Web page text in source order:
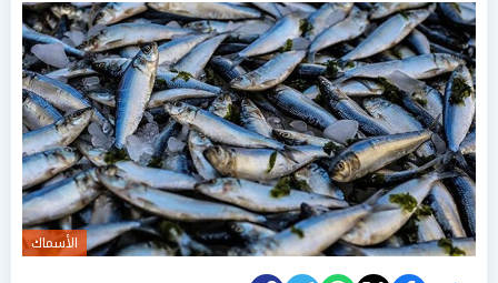
الأسماك